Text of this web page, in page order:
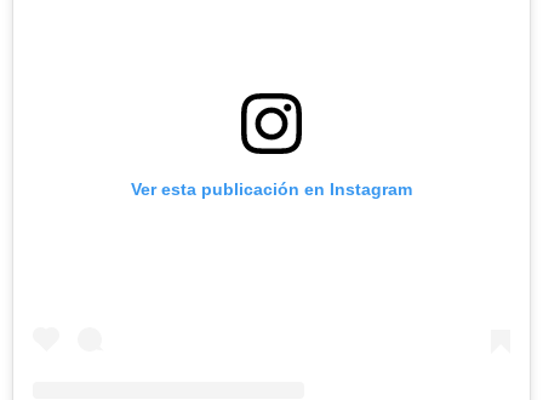
Ver esta publicación en Instagram